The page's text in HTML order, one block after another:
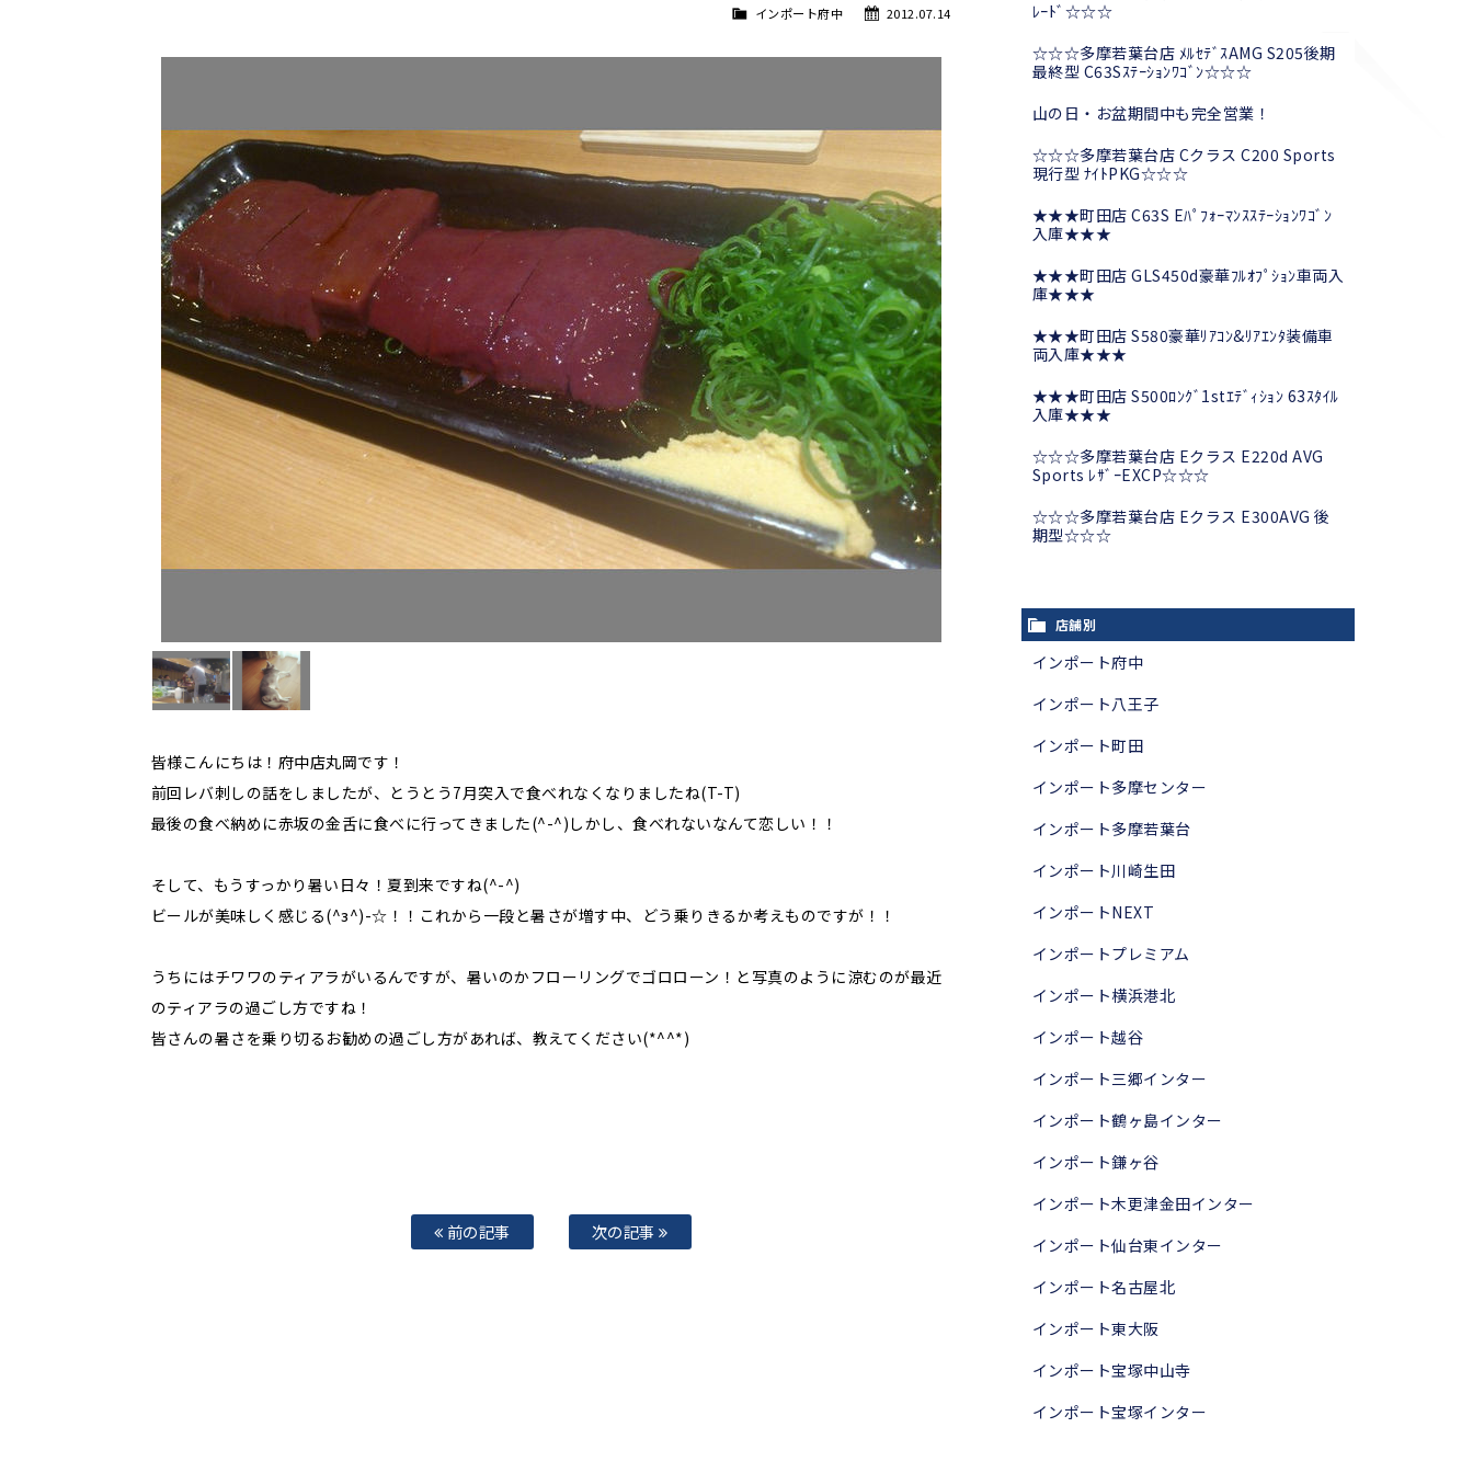
2012.07.14
インポート府中
皆様こんにちは！府中店丸岡です！
前回レバ刺しの話をしましたが、とうとう7月突入で食べれなくなりましたね(T-T)
最後の食べ納めに赤坂の金舌に食べに行ってきました(^-^)しかし、食べれないなんて恋しい！！
そして、もうすっかり暑い日々！夏到来ですね(^-^)
ビールが美味しく感じる(^з^)-☆！！これから一段と暑さが増す中、どう乗りきるか考えものですが！！
うちにはチワワのティアラがいるんですが、暑いのかフローリングでゴロローン！と写真のように涼むのが最近
のティアラの過ごし方ですね！
皆さんの暑さを乗り切るお勧めの過ごし方があれば、教えてください(*^^*)
前の記事 次の記事
ﾚｰﾄﾞ☆☆☆
☆☆☆多摩若葉台店 ﾒﾙｾﾃﾞｽAMG S205後期
最終型 C63Sｽﾃｰｼｮﾝﾜｺﾞﾝ☆☆☆
山の日・お盆期間中も完全営業！
☆☆☆多摩若葉台店 Cクラス C200 Sports
現行型 ﾅｲﾄPKG☆☆☆
★★★町田店 C63S Eﾊﾟﾌｫｰﾏﾝｽｽﾃｰｼｮﾝﾜｺﾞﾝ
入庫★★★
★★★町田店 GLS450d豪華ﾌﾙｵﾌﾟｼｮﾝ車両入
庫★★★
★★★町田店 S580豪華ﾘｱｺﾝ&ﾘｱｴﾝﾀ装備車
両入庫★★★
★★★町田店 S500ﾛﾝｸﾞ1stｴﾃﾞｨｼｮﾝ 63ｽﾀｲﾙ
入庫★★★
☆☆☆多摩若葉台店 Eクラス E220d AVG
Sports ﾚｻﾞｰEXCP☆☆☆
☆☆☆多摩若葉台店 Eクラス E300AVG 後
期型☆☆☆
店舗別
インポート府中
インポート八王子
インポート町田
インポート多摩センター
インポート多摩若葉台
インポート川崎生田
インポートNEXT
インポートプレミアム
インポート横浜港北
インポート越谷
インポート三郷インター
インポート鶴ヶ島インター
インポート鎌ヶ谷
インポート木更津金田インター
インポート仙台東インター
インポート名古屋北
インポート東大阪
インポート宝塚中山寺
インポート宝塚インター